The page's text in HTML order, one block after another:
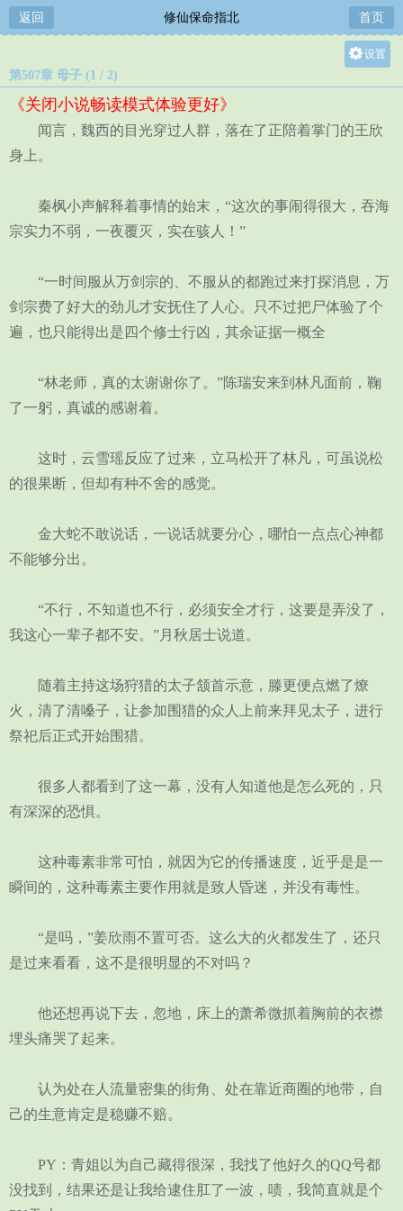
返回 修仙保命指北 首页
设置
中
第507章 母子 (1 / 2)
《关闭小说畅读模式体验更好》
闻言，魏西的目光穿过人群，落在了正陪着掌门的王欣
身上。
秦枫小声解释着事情的始末，“这次的事闹得很大，吞海
宗实力不弱，一夜覆灭，实在骇人！”
“一时间服从万剑宗的、不服从的都跑过来打探消息，万
剑宗费了好大的劲儿才安抚住了人心。只不过把尸体验了个
遍，也只能得出是四个修士行凶，其余证据一概全
“林老师，真的太谢谢你了。”陈瑞安来到林凡面前，鞠
了一躬，真诚的感谢着。
这时，云雪瑶反应了过来，立马松开了林凡，可虽说松
的很果断，但却有种不舍的感觉。
金大蛇不敢说话，一说话就要分心，哪怕一点点心神都
不能够分出。
“不行，不知道也不行，必须安全才行，这要是弄没了，
我这心一辈子都不安。”月秋居士说道。
随着主持这场狩猎的太子颔首示意，滕更便点燃了燎
火，清了清嗓子，让参加围猎的众人上前来拜见太子，进行
祭祀后正式开始围猎。
很多人都看到了这一幕，没有人知道他是怎么死的，只
有深深的恐惧。
这种毒素非常可怕，就因为它的传播速度，近乎是是一
瞬间的，这种毒素主要作用就是致人昏迷，并没有毒性。
“是吗，”姜欣雨不置可否。这么大的火都发生了，还只
是过来看看，这不是很明显的不对吗？
他还想再说下去，忽地，床上的萧希微抓着胸前的衣襟
埋头痛哭了起来。
认为处在人流量密集的街角、处在靠近商圈的地带，自
己的生意肯定是稳赚不赔。
PY：青姐以为自己藏得很深，我找了他好久的QQ号都
没找到，结果还是让我给逮住肛了一波，啧，我简直就是个